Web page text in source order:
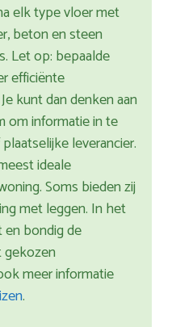
elk type vloer met
beton en steen
Let op: bepaalde
efficiënte
kunt dan denken aan
om informatie in te
leverancier.
ideale
Soms bieden zij
met leggen. In het
bondig de
gekozen
meer informatie
.